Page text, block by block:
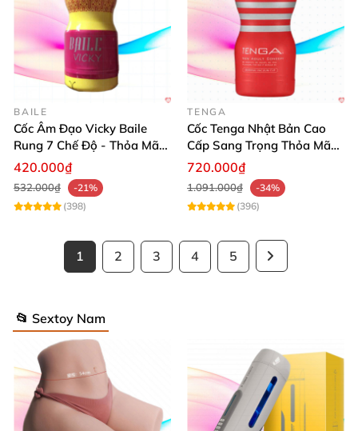
BAILE
Cốc Âm Đạo Vicky Baile
Rung 7 Chế Độ - Thỏa Mãn
Tối Đa
420.000₫
532.000₫
-21%
(398)
TENGA
Cốc Tenga Nhật Bản Cao
Cấp Sang Trọng Thỏa Mãn
Tuyệt Đỉnh
720.000₫
1.091.000₫
-34%
(396)
1 2 3 4 5
📂 Sextoy Nam